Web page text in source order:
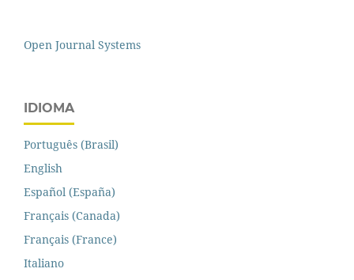
Open Journal Systems
IDIOMA
Português (Brasil)
English
Español (España)
Français (Canada)
Français (France)
Italiano